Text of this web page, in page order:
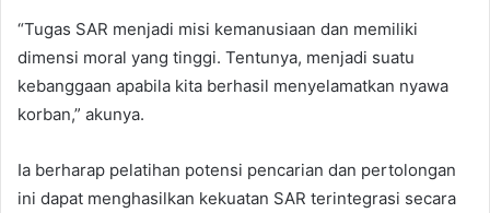
“Tugas SAR menjadi misi kemanusiaan dan memiliki
dimensi moral yang tinggi. Tentunya, menjadi suatu
kebanggaan apabila kita berhasil menyelamatkan nyawa
korban,” akunya.
Ia berharap pelatihan potensi pencarian dan pertolongan
ini dapat menghasilkan kekuatan SAR terintegrasi secara